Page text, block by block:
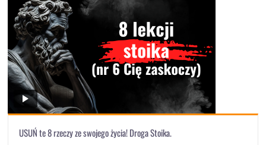
USUŃ te 8 rzeczy ze swojego życia! Droga Stoika.